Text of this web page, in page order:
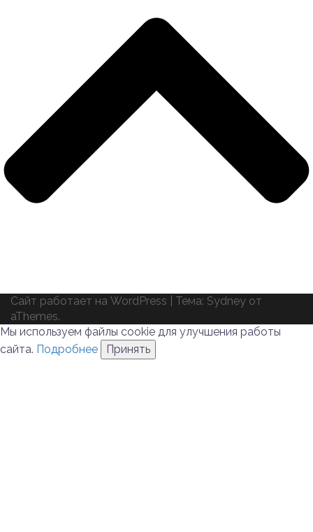
Сайт работает на WordPress Тема: Sydney от
aThemes.
Мы используем файлы cookie для улучшения работы
сайта. Подробнее Принять